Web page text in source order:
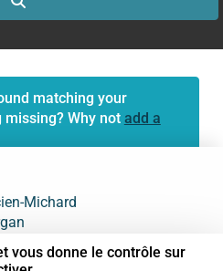
matching your
Why not add a
Michard
vous donne le contrôle sur